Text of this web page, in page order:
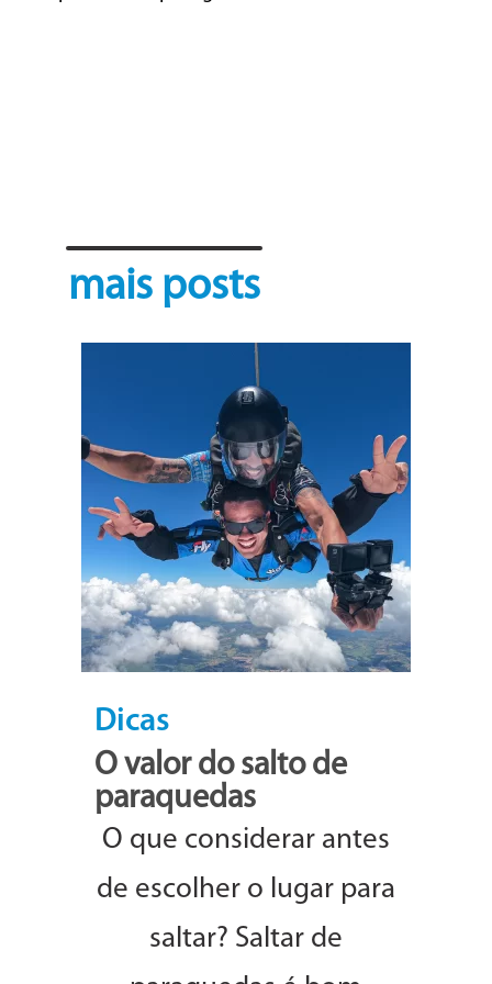
mais posts
Dicas
O valor do salto de
paraquedas
O que considerar antes
de escolher o lugar para
saltar? Saltar de